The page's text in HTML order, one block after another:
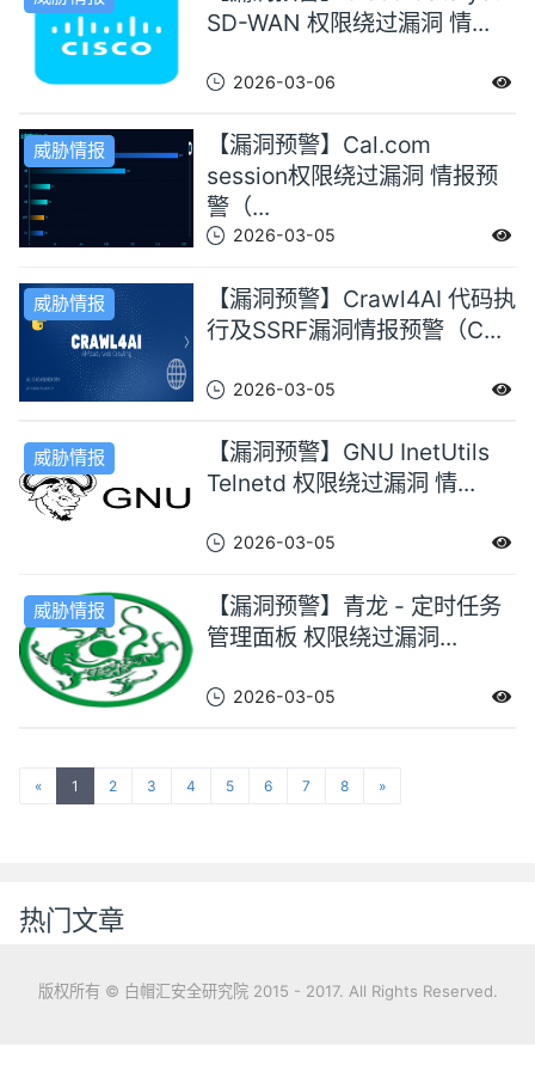
SD-WAN 权限绕过漏洞 情...
2026-03-06
威胁情报
【漏洞预警】Cal.com
session权限绕过漏洞 情报预
警（...
2026-03-05
威胁情报
【漏洞预警】Crawl4AI 代码执
行及SSRF漏洞情报预警（C...
2026-03-05
威胁情报
【漏洞预警】GNU InetUtils
Telnetd 权限绕过漏洞 情...
2026-03-05
威胁情报
【漏洞预警】青龙 - 定时任务
管理面板 权限绕过漏洞...
2026-03-05
« 1 2 3 4 5 6 7 8 »
热门文章
版权所有 © 白帽汇安全研究院 2015 - 2017. All Rights Reserved.